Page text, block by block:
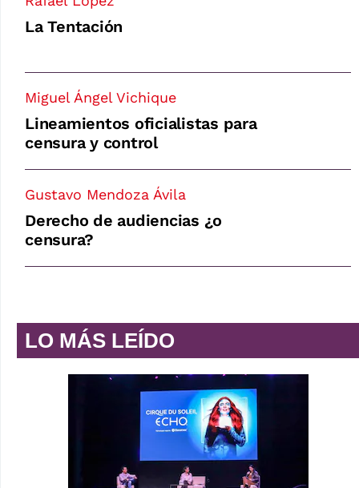
La Tentación
Miguel Ángel Vichique
Lineamientos oficialistas para
censura y control
Gustavo Mendoza Ávila
Derecho de audiencias ¿o
censura?
LO MÁS LEÍDO